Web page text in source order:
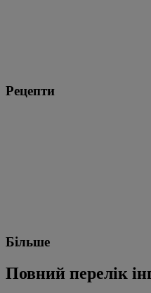
Рецепти
Більше
Повний перелік